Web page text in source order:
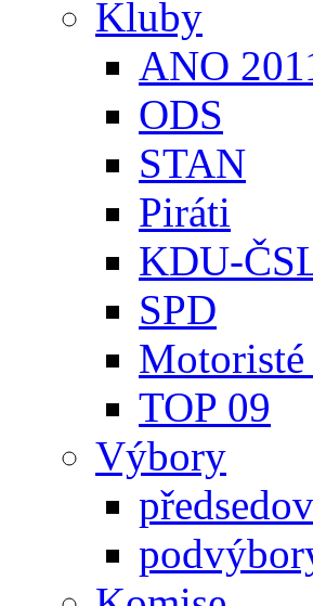
Kluby
ANO
ODS
STAN
Piráti
KDU-
SPD
Motoristé
TOP 09
Výbory